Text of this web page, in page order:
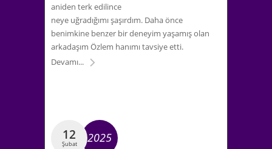
aniden terk edilince
neye uğradığımı şaşırdım. Daha önce
benimkine benzer bir deneyim yaşamış olan
arkadaşım Özlem hanımı tavsiye etti.
Devamı...
12
Şubat 2025